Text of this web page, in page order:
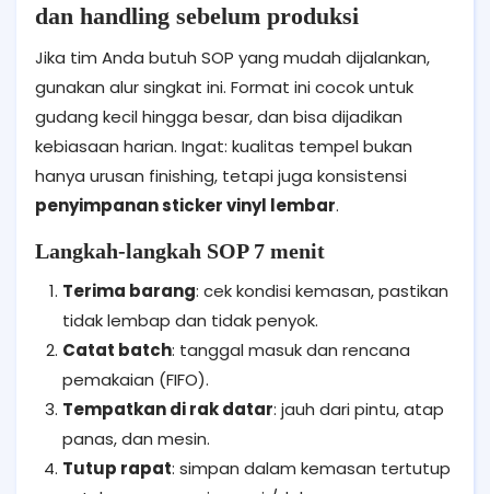
dan handling sebelum produksi
Jika tim Anda butuh SOP yang mudah dijalankan,
gunakan alur singkat ini. Format ini cocok untuk
gudang kecil hingga besar, dan bisa dijadikan
kebiasaan harian. Ingat: kualitas tempel bukan
hanya urusan finishing, tetapi juga konsistensi
penyimpanan sticker vinyl lembar.
Langkah-langkah SOP 7 menit
Terima barang: cek kondisi kemasan, pastikan
tidak lembap dan tidak penyok.
Catat batch: tanggal masuk dan rencana
pemakaian (FIFO).
Tempatkan di rak datar: jauh dari pintu, atap
panas, dan mesin.
Tutup rapat: simpan dalam kemasan tertutup